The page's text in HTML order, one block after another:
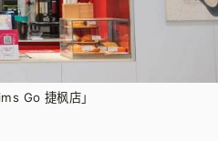
Go 捷枫店」